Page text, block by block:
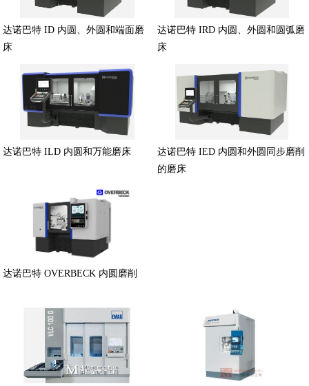
达诺巴特 ID 内圆、外圆和端面磨
床
达诺巴特 IRD 内圆、外圆和圆弧磨
床
达诺巴特 ILD 内圆和万能磨床
达诺巴特 IED 内圆和外圆同步磨削
的磨床
达诺巴特 OVERBECK 内圆磨削